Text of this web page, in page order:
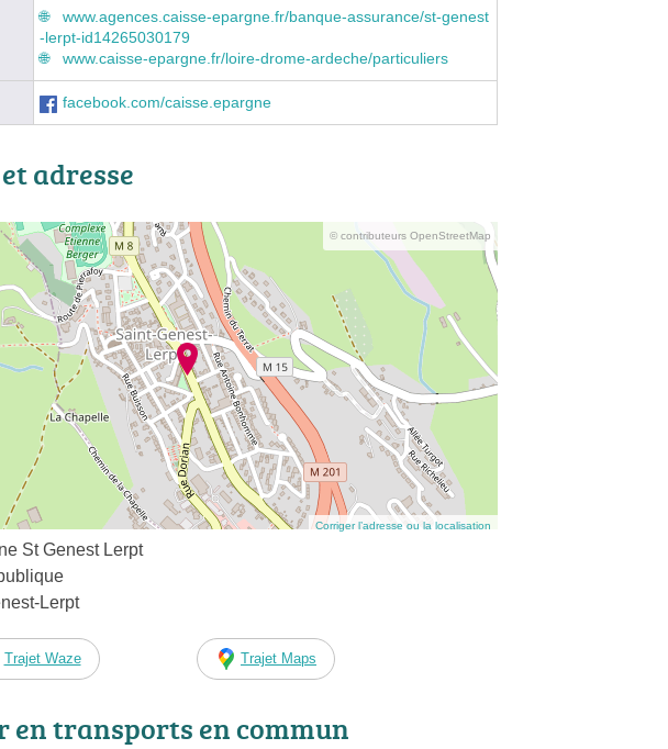
www.agences.caisse-epargne.fr/banque-assurance/st-genest
-lerpt-id14265030179
www.caisse-epargne.fr/loire-drome-ardeche/particuliers
facebook.com/caisse.epargne
adresse
© contributeurs OpenStreetMap
Corriger l’adresse ou la localisation
St Genest Lerpt
Lerpt
Trajet Waze Trajet Maps
en transports en commun